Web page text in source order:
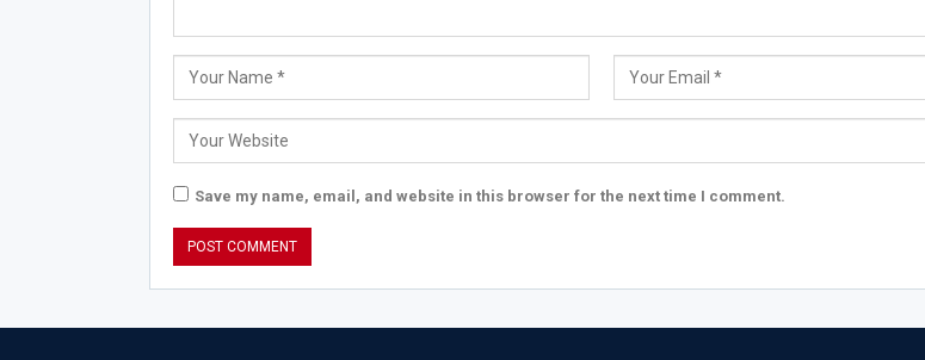
Save my name, email, and website in this browser for the next time I comment.